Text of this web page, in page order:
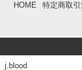
HOME 特定商取
j.blood